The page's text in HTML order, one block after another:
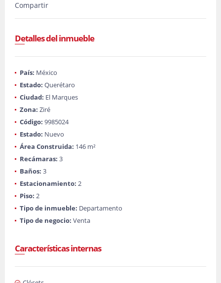
Compartir
Detalles del inmueble
País: México
Estado: Querétaro
Ciudad: El Marques
Zona: Ziré
Código: 9985024
Estado: Nuevo
Área Construida: 146 m²
Recámaras: 3
Baños: 3
Estacionamiento: 2
Piso: 2
Tipo de inmueble: Departamento
Tipo de negocio: Venta
Características internas